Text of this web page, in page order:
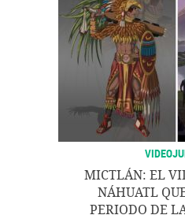
MICTLÁN: EL
NÁHUATL
PERIODO DE